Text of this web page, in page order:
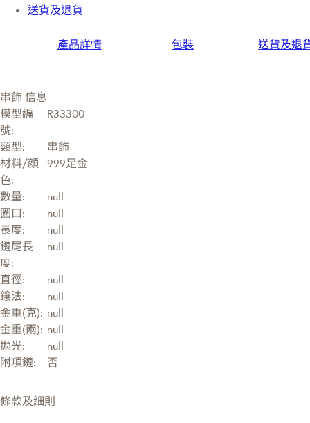
送貨及退貨
產品詳情 包裝 送貨及退
串飾 信息
模型編
號:
R33300
類型:
串飾
材料/顔
色:
999足金
數量:
null
圈口:
null
長度:
null
鏈尾長
度:
null
直徑:
null
鑲法:
null
金重(克): null
金重(兩): null
拋光:
null
附項鏈:
否
條款及細則